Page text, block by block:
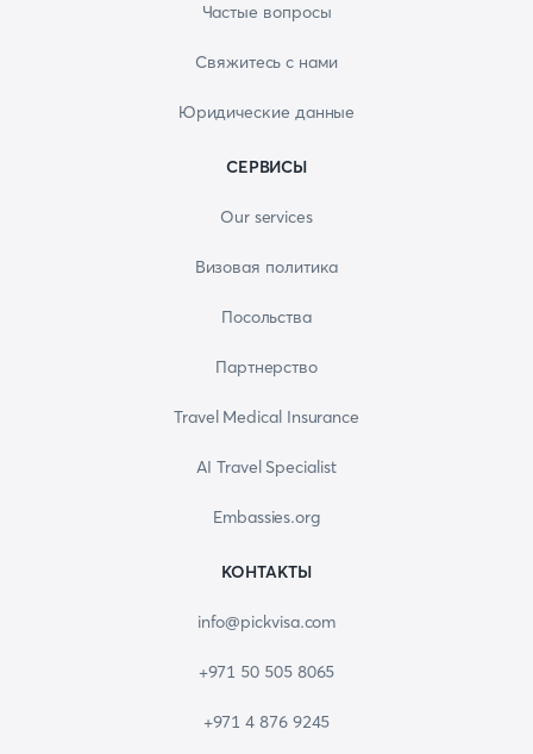
Частые вопросы
Свяжитесь с нами
Юридические данные
СЕРВИСЫ
Our services
Визовая политика
Посольства
Партнерство
Travel Medical Insurance
AI Travel Specialist
Embassies.org
КОНТАКТЫ
info@pickvisa.com
+971 50 505 8065
+971 4 876 9245